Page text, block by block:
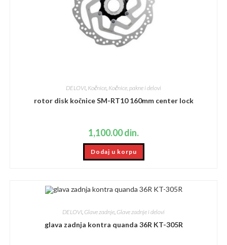
DELOVI, Kočnice, Kočnice, pakne i delovi
rotor disk kočnice SM-RT10 160mm center lock
1,100.00din.
Dodaj u korpu
DELOVI Glave zadnje Glave zadnje i delovi
glava zadnja kontra quanda 36R KT-305R